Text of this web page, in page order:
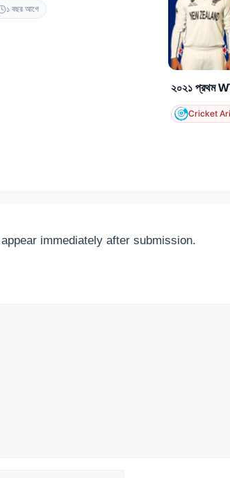
১ বছর আগে
২০২১ প্রথম
Cricket
immediately after submission.